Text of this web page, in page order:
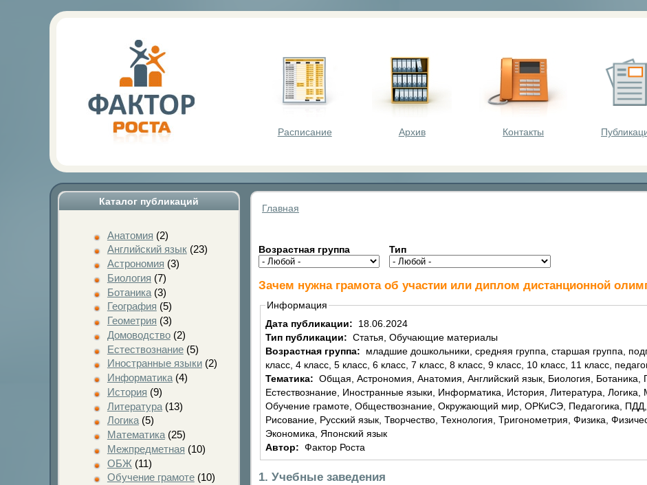
Расписание Архив Контакты
Каталог публикаций
Анатомия (2)
Английский язык(23)
Астрономия (3)
Биология (7)
Ботаника(3)
География (5)
Геометрия (3)
Домоводство(2)
Естествознание(5)
Иностранные языки(2)
Информатика(4)
История (9)
Литература(13)
Логика(5)
Математика(25)
Межпредметная (10)
ОБЖ (11)
Обучение грамоте(10)
Главная
Возрастная группа Тип
Зачем нужна грамота об участии или диплом дистанционной
Информация
Дата публикации:
18.06.2024
Тип публикации: Статья, Обучающие материалы
Возрастная группа:
класс, 4 класс, 5 класс, 6 класс, 7 класс, 8 класс, 9 класс, 10 класс, 11 класс,
Тематика: Общая, Астрономия, Анатомия, Английский язык, Биология, Ботаника, География, Геометрия, Домоводство,
Естествознание, Иностранные языки, Информатика, История, Литература,
Обучение грамоте, Обществознание, Окружающий мир, ОРКиСЭ, Педагогика,
Рисование, Русский язык, Творчество, Технология, Тригонометрия, Физика,
Экономика, Японский язык
Автор: Фактор Роста
1. Учебные заведения